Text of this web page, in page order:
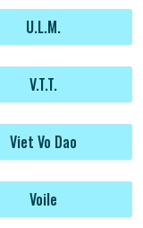
U.L.M.
V.T.T.
Viet Vo Dao
Voile